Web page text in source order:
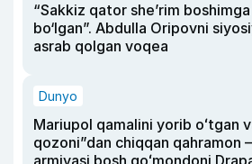
“Sakkiz qator she’rim
bo‘lgan”. Abdulla Oripovni
asrab qolgan voqea
Dunyo
Mariupol qamalini yorib oʻtgan
qozoni”dan chiqqan qahramon